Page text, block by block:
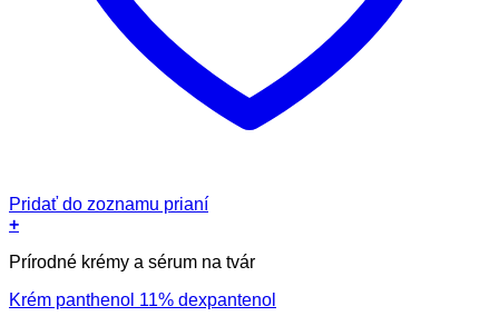
Pridať do zoznamu prianí
+
Prírodné krémy a sérum na tvár
Krém panthenol 11% dexpantenol